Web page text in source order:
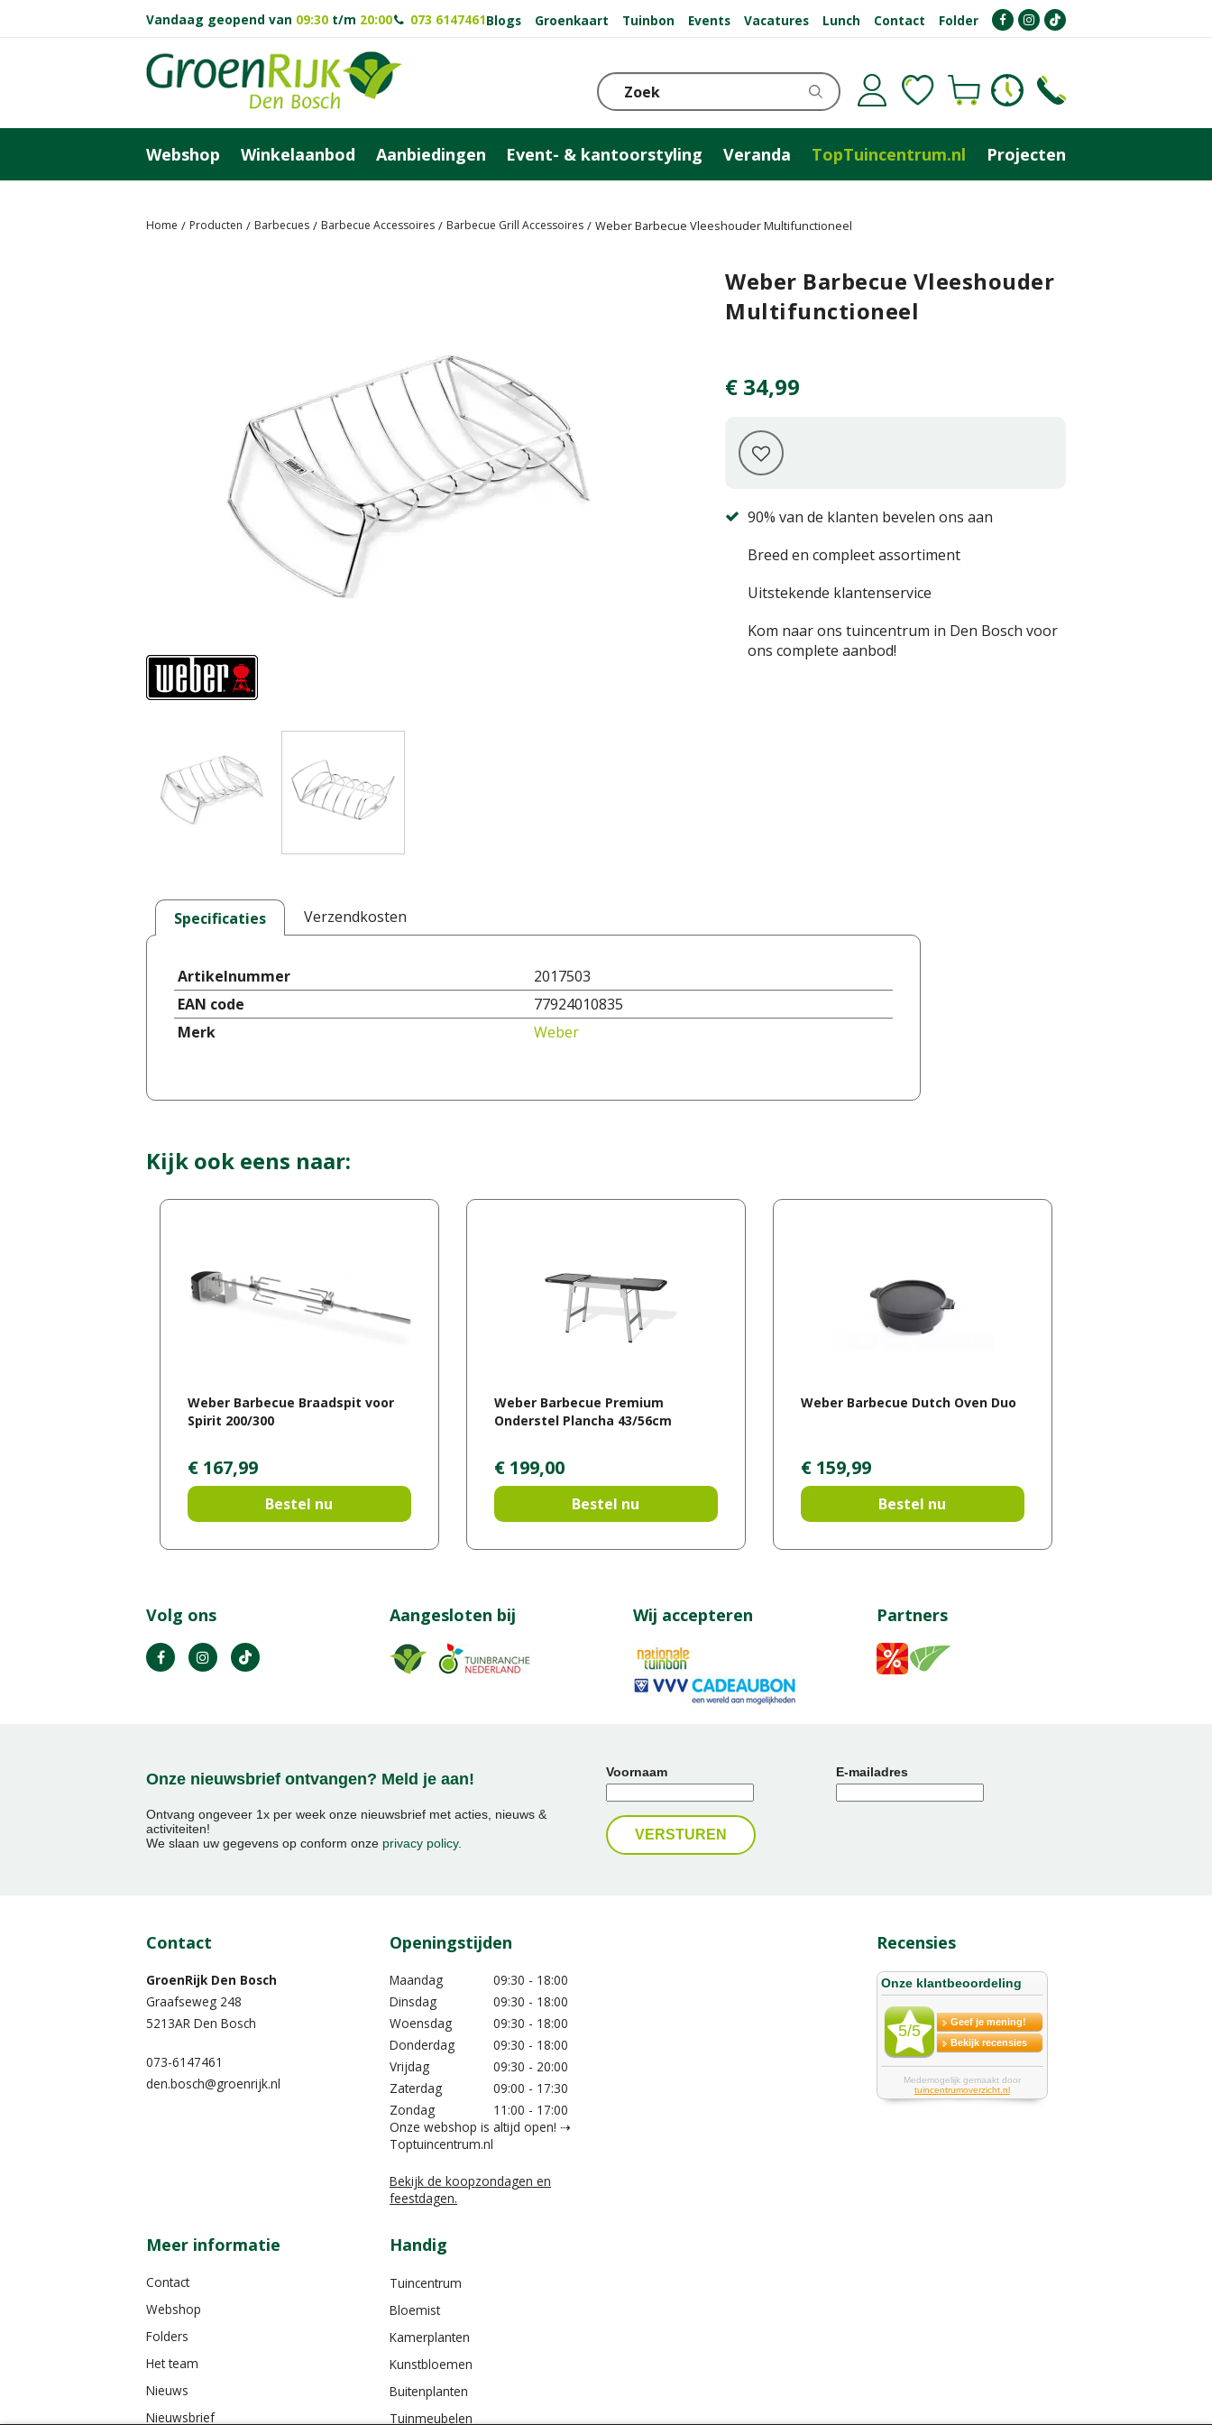
Home Producten Barbecues Barbecue Accessoires Barbecue Grill Accessoires Weber Barbecue Vleeshouder Multifunctioneel
Vandaag geopend van 09:30 t/m 20:00 073 6147461Blogs Groenkaart Tuinbon Events Vacatures Lunch Contact Folder
Webshop Winkelaanbod Aanbiedingen Event- & kantoorstyling Veranda TopTuincentrum.nl Projecten
Weber Barbecue Vleeshouder
Multifunctioneel
€ 34,99
90% van de klanten bevelen ons aan
Breed en compleet assortiment
Uitstekende klantenservice
Kom naar ons tuincentrum in Den Bosch voor
ons complete aanbod!
Specificaties Verzendkosten
Artikelnummer
2017503
EAN code
77924010835
Merk
Weber
Kijk ook eens naar:
Weber Barbecue Braadspit voor
Spirit 200/300
€ 167,99
Bestel nu
Weber Barbecue Premium
Onderstel Plancha 43/56cm
€ 199,00
Bestel nu
Weber Barbecue Dutch Oven Duo
€ 159,99
Bestel nu
Volg ons Aangesloten bij Wij accepteren Partners
Onze nieuwsbrief ontvangen? Meld je aan!
Ontvang ongeveer 1x per week onze nieuwsbrief met acties, nieuws &
activiteiten!
We slaan uw gegevens op conform onze privacy policy.
Voornaam E-mailadres
Contact
GroenRijk Den Bosch
Graafseweg 248
5213AR Den Bosch
073-6147461
den.bosch@groenrijk.nl
Openingstijden
Maandag
09:30 - 18:00
Dinsdag
09:30 - 18:00
Woensdag
09:30 - 18:00
Donderdag
09:30 - 18:00
Vrijdag
09:30 - 20:00
Zaterdag
09:00 - 17:30
Zondag
11:00 - 17:00
Onze webshop is altijd open! ⇢
Toptuincentrum.nl
Bekijk de koopzondagen en
feestdagen.
Recensies
Meer informatie
Contact
Webshop
Folders
Het team
Nieuws
Nieuwsbrief
Handig
Tuincentrum
Bloemist
Kamerplanten
Kunstbloemen
Buitenplanten
Tuinmeubelen